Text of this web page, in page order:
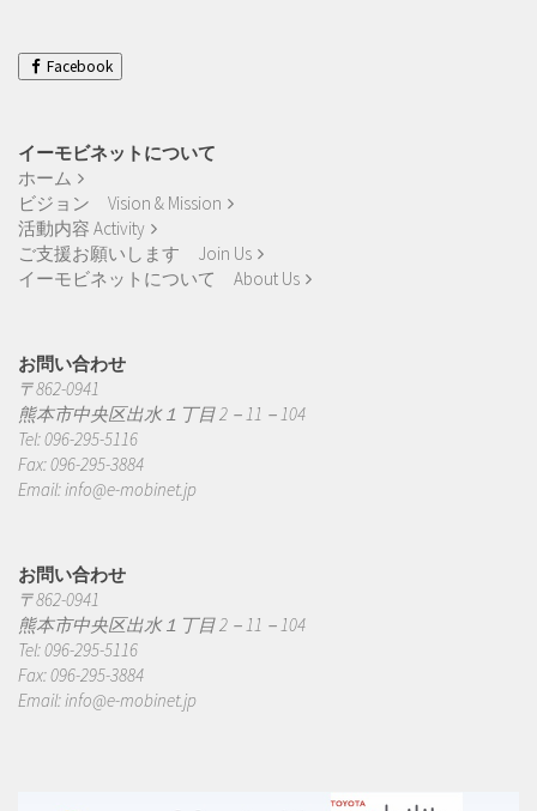
WorksFacebook
イーモビネットについて
ホーム
ビジョン Vision & Mission
活動内容 Activity
ご支援お願いします Join Us
イーモビネットについて About Us
お問い合わせ
〒862-0941
熊本市中央区出水１丁目 2－11－104
Tel: 096-295-5116
Fax: 096-295-3884
Email:info@e-mobinet.jp
お問い合わせ
〒862-0941
熊本市中央区出水１丁目 2－11－104
Tel: 096-295-5116
Fax: 096-295-3884
Email:info@e-mobinet.jp